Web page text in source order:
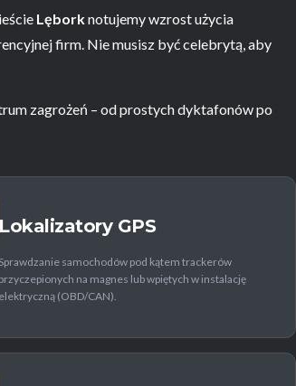
Lęborknotujemy wzrost użycia
firm. Nie musisz być celebrytą, aby
zagrożeń – od prostych dyktafonów po
Lokalizatory GPS
Sprawdzanie samochodów pod kątem trackerów
przyczepionych na magnes lub wpiętych w instalację
elektryczną (OBD/CAN).